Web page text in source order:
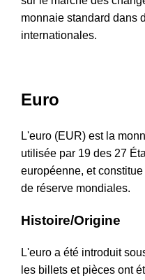
monnaie standard dans
internationales.
Euro
L'euro (EUR) est la
utilisée par 19 des 27
européenne, et
de réserve mondiales.
Histoire/Origine
L'euro a été introduit
les billets et pièces ont